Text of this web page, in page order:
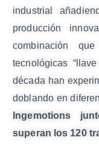
industrial
producción
combinación
tecnológicas
década han
doblando en
Ingemotions
superan los 120